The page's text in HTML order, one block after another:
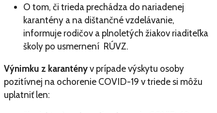
O tom, či trieda prechádza do nariadenej
karantény a na dištančné vzdelávanie,
informuje rodičov a plnoletých žiakov riaditeľka
školy po usmernení RÚVZ.
Výnimku z karantényv prípade výskytu osoby
pozitívnej na ochorenie COVID-19 v triede si môžu
uplatniť len: